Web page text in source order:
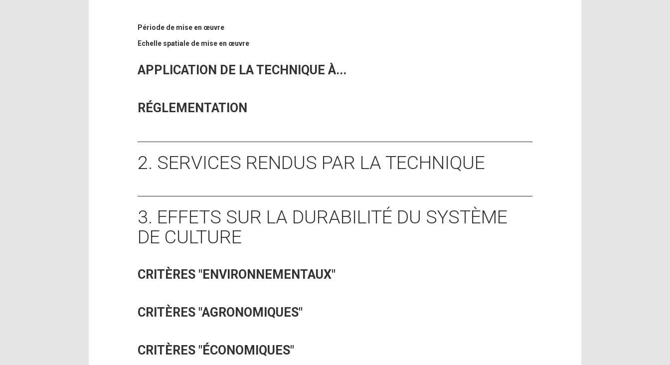
Période de mise en œuvre
Echelle spatiale de mise en œuvre
APPLICATION DE LA TECHNIQUE À...
RÉGLEMENTATION
2. SERVICES RENDUS PAR LA TECHNIQUE
3. EFFETS SUR LA DURABILITÉ DU SYSTÈME
DE CULTURE
CRITÈRES "ENVIRONNEMENTAUX"
CRITÈRES "AGRONOMIQUES"
CRITÈRES "ÉCONOMIQUES"